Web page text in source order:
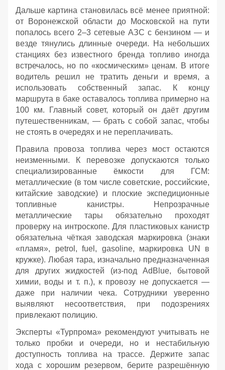
Дальше картина становилась всё менее приятной:
от Воронежской области до Московской на пути
попалось всего 2–3 сетевые АЗС с бензином — и
везде тянулись длинные очереди. На небольших
станциях без известного бренда топливо иногда
встречалось, но по «космическим» ценам. В итоге
водитель решил не тратить деньги и время, а
использовать собственный запас. К концу
маршрута в баке оставалось топлива примерно на
100 км. Главный совет, который он даёт другим
путешественникам, — брать с собой запас, чтобы
не стоять в очередях и не переплачивать.
Правила провоза топлива через мост остаются
неизменными. К перевозке допускаются только
специализированные ёмкости для ГСМ:
металлические (в том числе советские, российские,
китайские заводские) и плоские экспедиционные
топливные канистры. Непрозрачные
металлические тары обязательно проходят
проверку на интроскопе. Для пластиковых канистр
обязательна чёткая заводская маркировка (знаки
«пламя», petrol, fuel, gasoline, маркировка UN в
кружке). Любая тара, изначально предназначенная
для других жидкостей (из‑под AdBlue, бытовой
химии, воды и т. п.), к провозу не допускается —
даже при наличии чека. Сотрудники уверенно
выявляют несоответствия, при подозрениях
привлекают полицию.
Эксперты «Турпрома» рекомендуют учитывать не
только пробки и очереди, но и нестабильную
доступность топлива на трассе. Держите запас
хода с хорошим резервом, берите разрешённую